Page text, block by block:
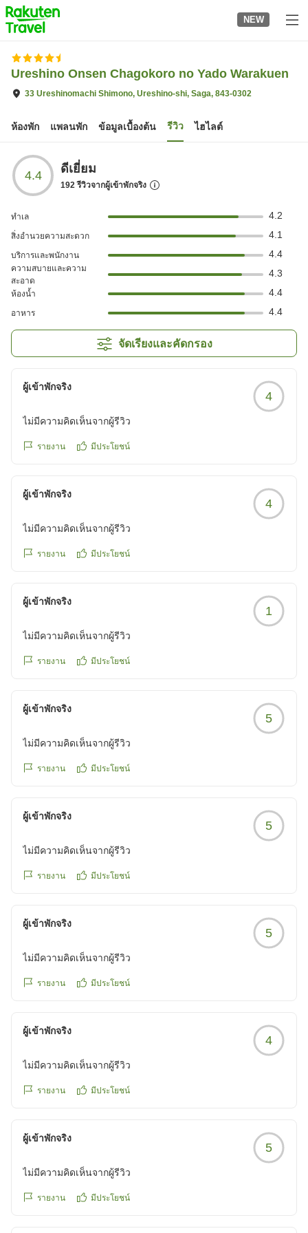
to
top
page
NEW
Ureshino Onsen Chagokoro no Yado Warakuen
33 Ureshinomachi Shimono, Ureshino-shi, Saga, 843-0302
ห้องพัก แพลนพัก ข้อมูลเบื้องต้น รีวิว ไฮไลต์
4.4 ดีเยี่ยม
192รีวิวจากผู้เข้าพักจริง
ทำเล 4.2
สิ่งอำนวยความสะดวก 4.1
บริการและพนักงาน 4.4
ความสบายและความ
สะอาด
4.3
ห้องน้ำ 4.4
อาหาร 4.4
จัดเรียงและคัดกรอง
ผู้เข้าพักจริง
4
ไม่มีความคิดเห็นจากผู้รีวิว
รายงาน มีประโยชน์
ผู้เข้าพักจริง
4
ไม่มีความคิดเห็นจากผู้รีวิว
รายงาน มีประโยชน์
ผู้เข้าพักจริง
1
ไม่มีความคิดเห็นจากผู้รีวิว
รายงาน มีประโยชน์
ผู้เข้าพักจริง
5
ไม่มีความคิดเห็นจากผู้รีวิว
รายงาน มีประโยชน์
ผู้เข้าพักจริง
5
ไม่มีความคิดเห็นจากผู้รีวิว
รายงาน มีประโยชน์
ผู้เข้าพักจริง
5
ไม่มีความคิดเห็นจากผู้รีวิว
รายงาน มีประโยชน์
ผู้เข้าพักจริง
4
ไม่มีความคิดเห็นจากผู้รีวิว
รายงาน มีประโยชน์
ผู้เข้าพักจริง
5
ไม่มีความคิดเห็นจากผู้รีวิว
รายงาน มีประโยชน์